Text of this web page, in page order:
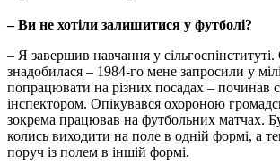
– Ви не хотіли залишитися у футболі?
– Я завершив навчання у сільгоспінституті.
знадобилася – 1984-го мене запросили у
попрацювати на різних посадах – починав
інспектором. Опікувався охороною
зокрема працював на футбольних матчах.
колись виходити на поле в одній формі, а
поруч із полем в іншій формі.